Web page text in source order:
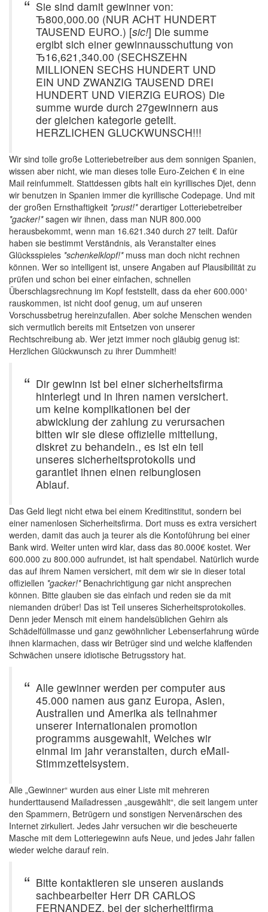
Sie sind damit gewinner von:
Ђ800,000.00 (NUR ACHT HUNDERT
TAUSEND EURO.) [sic!] Die summe
ergibt sich einer gewinnausschuttung von
Ђ16,621,340.00 (SECHSZEHN
MILLIONEN SECHS HUNDERT UND
EIN UND ZWANZIG TAUSEND DREI
HUNDERT UND VIERZIG EUROS) Die
summe wurde durch 27gewinnern aus
der gleichen kategorie geteilt.
HERZLICHEN GLUCKWUNSCH!!!
Wir sind tolle große Lotteriebetreiber aus dem sonnigen Spanien,
wissen aber nicht, wie man dieses tolle Euro-Zeichen € in eine
Mail reinfummelt. Stattdessen gibts halt ein kyrillisches Djet, denn
wir benutzen in Spanien immer die kyrillische Codepage. Und mit
der großen Ernsthaftigkeit *prust!*derartiger Lotteriebetreiber
*gacker!*sagen wir ihnen, dass man NUR 800.000
herausbekommt, wenn man 16.621.340 durch 27 teilt. Dafür
haben sie bestimmt Verständnis, als Veranstalter eines
Glücksspieles *schenkelklopf!*muss man doch nicht rechnen
können. Wer so intelligent ist, unsere Angaben auf Plausibilität zu
prüfen und schon bei einer einfachen, schnellen
Überschlagsrechnung im Kopf feststellt, dass da eher 600.000¹
rauskommen, ist nicht doof genug, um auf unseren
Vorschussbetrug hereinzufallen. Aber solche Menschen wenden
sich vermutlich bereits mit Entsetzen von unserer
Rechtschreibung ab. Wer jetzt immer noch gläubig genug ist:
Herzlichen Glückwunsch zu ihrer Dummheit!
Dir gewinn ist bei einer sicherheitsfirma
hinterlegt und in ihren namen versichert.
um keine komplikationen bei der
abwicklung der zahlung zu verursachen
bitten wir sie diese offizielle mitteilung,
diskret zu behandeln., es ist ein teil
unseres sicherheitsprotokolls und
garantiet ihnen einen reibunglosen
Ablauf.
Das Geld liegt nicht etwa bei einem Kreditinstitut, sondern bei
einer namenlosen Sicherheitsfirma. Dort muss es extra versichert
werden, damit das auch ja teurer als die Kontoführung bei einer
Bank wird. Weiter unten wird klar, dass das 80.000€ kostet. Wer
600.000 zu 800.000 aufrundet, ist halt spendabel. Natürlich wurde
das auf ihrem Namen versichert, mit dem wir sie in dieser total
offiziellen *gacker!*Benachrichtigung gar nicht ansprechen
können. Bitte glauben sie das einfach und reden sie da mit
niemanden drüber! Das ist Teil unseres Sicherheitsprotokolles.
Denn jeder Mensch mit einem handelsüblichen Gehirn als
Schädelfüllmasse und ganz gewöhnlicher Lebenserfahrung würde
ihnen klarmachen, dass wir Betrüger sind und welche klaffenden
Schwächen unsere idiotische Betrugsstory hat.
Alle gewinner werden per computer aus
45.000 namen aus ganz Europa, Asien,
Australien und Amerika als teilnahmer
unserer Internationalen promotion
programms ausgewahlt, Welches wir
einmal im jahr veranstalten, durch eMail-
Stimmzettelsystem.
Alle „Gewinner“ wurden aus einer Liste mit mehreren
hunderttausend Mailadressen „ausgewählt“, die seit langem unter
den Spammern, Betrügern und sonstigen Nervenärschen des
Internet zirkuliert. Jedes Jahr versuchen wir die bescheuerte
Masche mit dem Lotteriegewinn aufs Neue, und jedes Jahr fallen
wieder welche darauf rein.
Bitte kontaktieren sie unseren auslands
sachbearbeiter Herr DR CARLOS
FERNANDEZ, bei der sicherheitfirma